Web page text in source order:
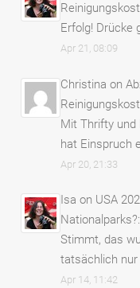
Erfolg! Drücke
Apr 21, 08:09
Christina on
Mit Thrifty und
hat Einspruch
Apr 20, 21:33
Isa on USA
Nationalparks?
Stimmt, das
tatsächlich
Apr 14, 11:42